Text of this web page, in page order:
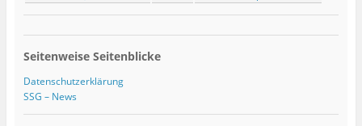
Seitenweise Seitenblicke
Datenschutzerklärung
SSG – News